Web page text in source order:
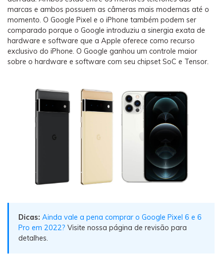
Backup e restauração
Fazer backup de até 18 tipos de dados e dados do
WhatsApp para o computador. E restaurar
backups facilmente.
Recuperar visulização única de WhatsApp
WhatsApp — fotos, vídeos e mensagens de voz.
Transferir dados do WhatsApp e WhatsApp
Business sem redefinição de fábrica.
Transferir dados do telefone, dados do
WhatsApp e arquivos entre dispositivos.
marcas e ambos possuem as câmeras mais modernas até o
momento. O Google Pixel e o iPhone também podem ser
comparado ​​porque o Google introduziu a sinergia exata de
hardware e software que a Apple oferece como recurso
exclusivo do iPhone. O Google ganhou um controle maior
sobre o hardware e software com seu chipset SoC e Tensor.
Dicas: Ainda vale a pena comprar o Google Pixel 6 e 6
Pro em 2022? Visite nossa página de revisão para
detalhes.